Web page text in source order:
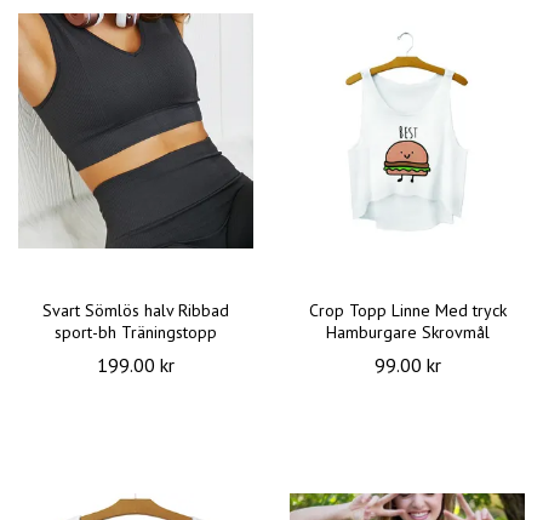
Svart Sömlös halv Ribbad
sport-bh Träningstopp
199.00 kr
Crop Topp Linne Med tryck
Hamburgare Skrovmål
99.00 kr